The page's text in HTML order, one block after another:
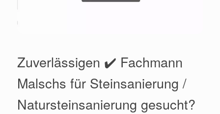
Zuverlässigen ✔️ Fachmann
Malschs für Steinsanierung /
Natursteinsanierung gesucht?